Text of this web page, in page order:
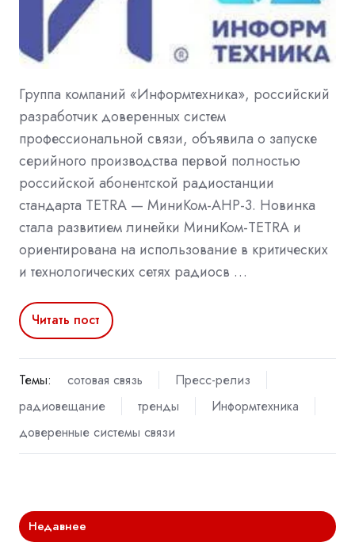
Группа компаний «Информтехника», российский
разработчик доверенных систем
профессиональной связи, объявила о запуске
серийного производства первой полностью
российской абонентской радиостанции
стандарта TETRA — МиниКом-АНР-3. Новинка
стала развитием линейки МиниКом-TETRA и
ориентирована на использование в критических
и технологических сетях радиосв …
Читать пост
Темы: сотовая связь
Пресс-релиз
радиовещание
тренды
Информтехника
доверенные системы связи
Недавнее